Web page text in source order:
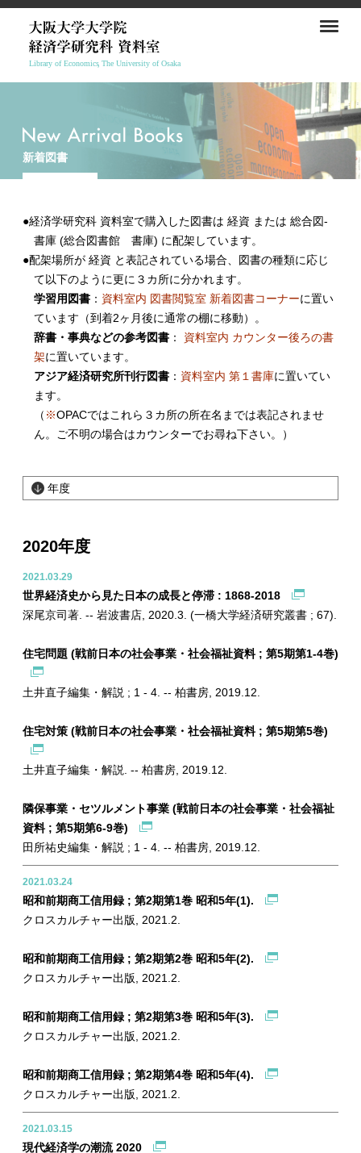
新着図書
●経済学研究科 資料室で購入した図書は 経資 または 総合図-
書庫 (総合図書館 書庫) に配架しています。
●配架場所が 経資 と表記されている場合、図書の種類に応じ
て以下のように更に３カ所に分かれます。
学習用図書 ： 資料室内 図書閲覧室 新着図書コーナーに置い
ています（到着2ヶ月後に通常の棚に移動）。
辞書・事典などの参考図書 ： 資料室内 カウンター後ろの書
架に置いています。
アジア経済研究所刊行図書 ： 資料室内 第１書庫に置いてい
ます。
（ ※OPACではこれら３カ所の所在名までは表記されませ
ん。ご不明の場合はカウンターでお尋ね下さい。）
年度
2020年度
2021.03.29
世界経済史から見た日本の成長と停滞 : 1868-2018
深尾京司著. -- 岩波書店, 2020.3. (一橋大学経済研究叢書 ; 67).
住宅問題 (戦前日本の社会事業・社会福祉資料 ; 第5期第1-4巻)
土井直子編集・解説 ; 1 - 4. -- 柏書房, 2019.12.
住宅対策 (戦前日本の社会事業・社会福祉資料 ; 第5期第5巻)
土井直子編集・解説. -- 柏書房, 2019.12.
隣保事業・セツルメント事業 (戦前日本の社会事業・社会福祉
資料 ; 第5期第6-9巻)
田所祐史編集・解説 ; 1 - 4. -- 柏書房, 2019.12.
2021.03.24
昭和前期商工信用録 ; 第2期第1巻 昭和5年(1).
クロスカルチャー出版, 2021.2.
昭和前期商工信用録 ; 第2期第2巻 昭和5年(2).
クロスカルチャー出版, 2021.2.
昭和前期商工信用録 ; 第2期第3巻 昭和5年(3).
クロスカルチャー出版, 2021.2.
昭和前期商工信用録 ; 第2期第4巻 昭和5年(4).
クロスカルチャー出版, 2021.2.
2021.03.15
現代経済学の潮流 2020